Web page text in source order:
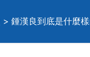
> 鍾漢良到底是什麼